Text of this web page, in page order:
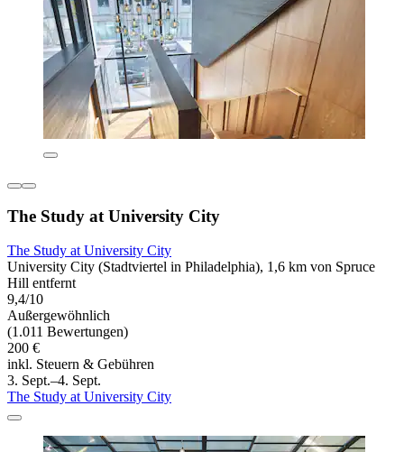
The Study at University City
The Study at University City
University City (Stadtviertel in Philadelphia), 1,6 km von Spruce
Hill entfernt
9,4/10
Außergewöhnlich
(1.011 Bewertungen)
200 €
inkl. Steuern & Gebühren
3. Sept.–4. Sept.
The Study at University City